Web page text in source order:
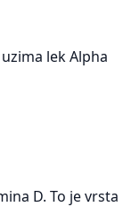
lek Alpha
D. To je vrsta